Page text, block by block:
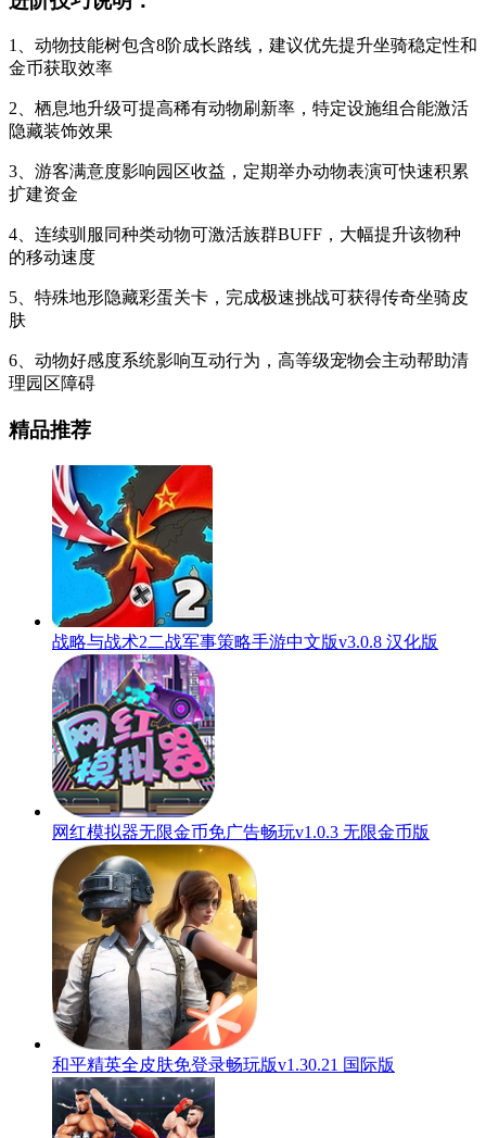
1、动物技能树包含8阶成长路线，建议优先提升坐骑稳定性和
金币获取效率
2、栖息地升级可提高稀有动物刷新率，特定设施组合能激活
隐藏装饰效果
3、游客满意度影响园区收益，定期举办动物表演可快速积累
扩建资金
4、连续驯服同种类动物可激活族群BUFF，大幅提升该物种
的移动速度
5、特殊地形隐藏彩蛋关卡，完成极速挑战可获得传奇坐骑皮
肤
6、动物好感度系统影响互动行为，高等级宠物会主动帮助清
理园区障碍
精品推荐
战略与战术2二战军事策略手游中文版v3.0.8 汉化版
网红模拟器无限金币免广告畅玩v1.0.3 无限金币版
和平精英全皮肤免登录畅玩版v1.30.21 国际版